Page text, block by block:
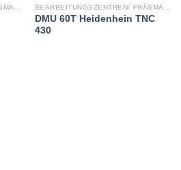
DMU 60T Heidenhein TNC
430